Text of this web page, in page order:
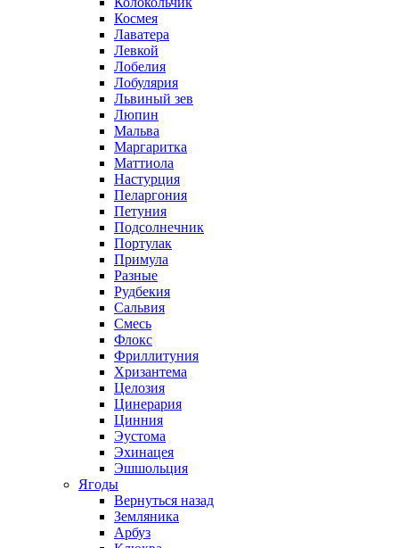
Космея
Лаватера
Левкой
Лобелия
Лобулярия
Львиный зев
Люпин
Мальва
Маргаритка
Маттиола
Настурция
Пеларгония
Петуния
Подсолнечник
Портулак
Примула
Разные
Рудбекия
Сальвия
Смесь
Флокс
Фриллитуния
Хризантема
Целозия
Цинерария
Цинния
Эустома
Эхинацея
Эшшольция
Ягоды
Вернуться назад
Земляника
Арбуз